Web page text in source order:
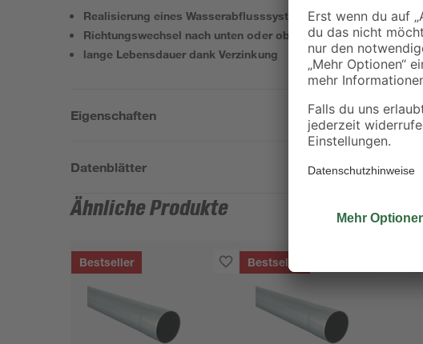
Realisierung eines Wasserabflusssystems
Richtungswechsel nach unten oder oben
lange Lebensdauer dank Verzinkung
Eigenschaften
Datenblätter
Ähnliche Produkte
Bestseller Bestseller